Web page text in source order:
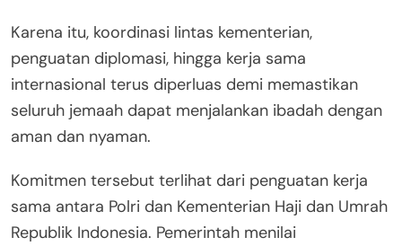
Karena itu, koordinasi lintas kementerian,
penguatan diplomasi, hingga kerja sama
internasional terus diperluas demi memastikan
seluruh jemaah dapat menjalankan ibadah dengan
aman dan nyaman.
Komitmen tersebut terlihat dari penguatan kerja
sama antara Polri dan Kementerian Haji dan Umrah
Republik Indonesia. Pemerintah menilai